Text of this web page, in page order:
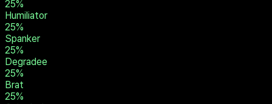
42%
Dominant
33%
Sadist
33%
Rigger
25%
Owner
25%